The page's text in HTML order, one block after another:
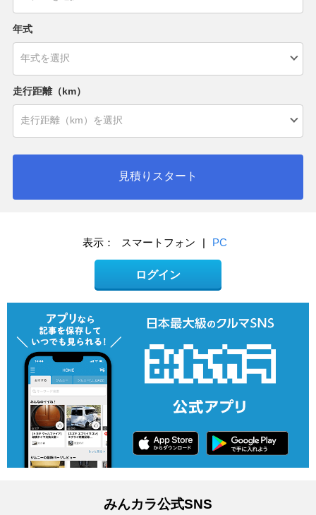
年式
走行距離（km）
見積りスタート
表示： スマートフォン | PC
ログイン
みんカラ公式SNS